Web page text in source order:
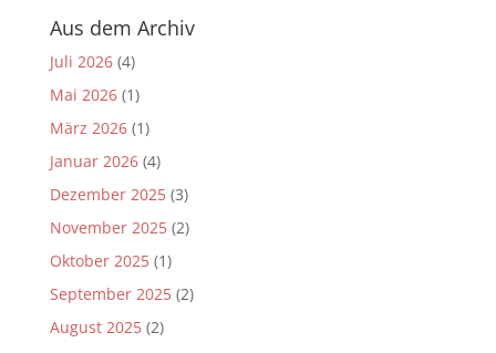
Aus dem Archiv
Juli 2026(4)
Mai 2026(1)
März 2026(1)
Januar 2026(4)
Dezember 2025(3)
November 2025(2)
Oktober 2025(1)
September 2025(2)
August 2025(2)